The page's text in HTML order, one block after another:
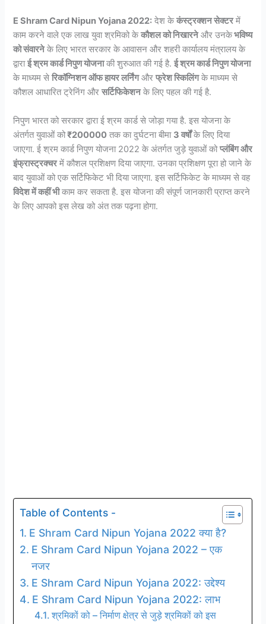
E Shram Card Nipun Yojana 2022: देश केकंस्ट्रक्शन सेक्टरमें
काम करने वाले एक लाख युवा श्रमिको केकौशल को निखारनेऔर उनकेभविष्य
को संवारनेके लिए भारत सरकार के आवासन और शहरी कार्यालय मंत्रालय के
द्वाराई श्रम कार्ड निपुण योजनाकी शुरुआत की गई है.ई श्रम कार्ड निपुण योजना
के माध्यम सेरिकॉग्‍निशन ऑफ हायर लर्निंगऔरफ्रेश स्किलिंगके माध्यम से
कौशल आधारित ट्रेनिंग औरसर्टिफिकेशनके लिए पहल की गई है.
निपुण भारत को सरकार द्वारा ई श्रम कार्ड से जोड़ा गया है. इस योजना के
अंतर्गत युवाओं को₹200000 तक का दुर्घटना बीमा 3 वर्षोंके लिए दिया
जाएगा. ई श्रम कार्ड निपुण योजना 2022 के अंतर्गत जुड़े युवाओं कोप्लंबिंग और
इंफ्रास्ट्रक्चरमें कौशल प्रशिक्षण दिया जाएगा. उनका प्रशिक्षण पूरा हो जाने के
बाद युवाओं को एक सर्टिफिकेट भी दिया जाएगा. इस सर्टिफिकेट के माध्यम से वह
विदेश में कहीं भीकाम कर सकता है. इस योजना की संपूर्ण जानकारी प्राप्त करने
के लिए आपको इस लेख को अंत तक पढ़ना होगा.
Table of Contents -
E Shram Card Nipun Yojana 2022 क्या है?
E Shram Card Nipun Yojana 2022 – एक
नजर
E Shram Card Nipun Yojana 2022: उद्देश्य
E Shram Card Nipun Yojana 2022: लाभ
श्रमिकों को – निर्माण क्षेत्र से जुड़े श्रमिकों को इस